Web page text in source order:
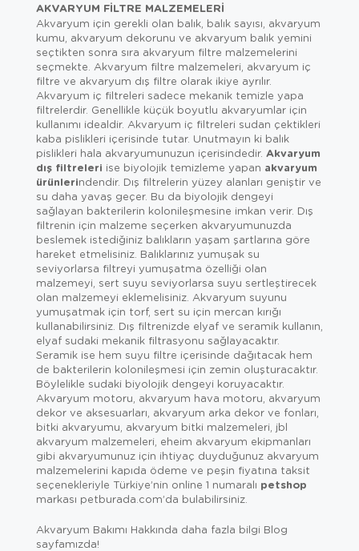
AKVARYUM FILTRE MALZEMELERI
Akvaryum için gerekli olan balık, balık sayısı, akvaryum
kumu, akvaryum dekorunu ve akvaryum balık yemini
seçtikten sonra sıra akvaryum filtre malzemelerini
seçmekte. Akvaryum filtre malzemeleri, akvaryum iç
filtre ve akvaryum dış filtre olarak ikiye ayrılır.
Akvaryum iç filtreleri sadece mekanik temizle yapa
filtrelerdir. Genellikle küçük boyutlu akvaryumlar için
kullanımı idealdir. Akvaryum iç filtreleri sudan çektikleri
kaba pislikleri içerisinde tutar. Unutmayın ki balık
pislikleri hala akvaryumunuzun içerisindedir. Akvaryum
dış filtreleri ise biyolojik temizleme yapan akvaryum
ürünlerindendir. Dış filtrelerin yüzey alanları geniştir ve
su daha yavaş geçer. Bu da biyolojik dengeyi
sağlayan bakterilerin kolonileşmesine imkan verir. Dış
filtrenin için malzeme seçerken akvaryumunuzda
beslemek istediğiniz balıkların yaşam şartlarına göre
hareket etmelisiniz. Balıklarınız yumuşak su
seviyorlarsa filtreyi yumuşatma özelliği olan
malzemeyi, sert suyu seviyorlarsa suyu sertleştirecek
olan malzemeyi eklemelisiniz. Akvaryum suyunu
yumuşatmak için torf, sert su için mercan kırığı
kullanabilirsiniz. Dış filtrenizde elyaf ve seramik kullanın,
elyaf sudaki mekanik filtrasyonu sağlayacaktır.
Seramik ise hem suyu filtre içerisinde dağıtacak hem
de bakterilerin kolonileşmesi için zemin oluşturacaktır.
Böylelikle sudaki biyolojik dengeyi koruyacaktır.
Akvaryum motoru, akvaryum hava motoru, akvaryum
dekor ve aksesuarları, akvaryum arka dekor ve fonları,
bitki akvaryumu, akvaryum bitki malzemeleri, jbl
akvaryum malzemeleri, eheim akvaryum ekipmanları
gibi akvaryumunuz için ihtiyaç duyduğunuz akvaryum
malzemelerini kapıda ödeme ve peşin fiyatına taksit
seçenekleriyle Türkiye’nin online 1 numaralı petshop
markası petburada.com’da bulabilirsiniz.
Akvaryum Bakımı Hakkında daha fazla bilgi Blog
sayfamızda!